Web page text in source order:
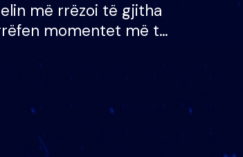
më rrëzoi të gjitha
momentet më të
mëngjesit kur…